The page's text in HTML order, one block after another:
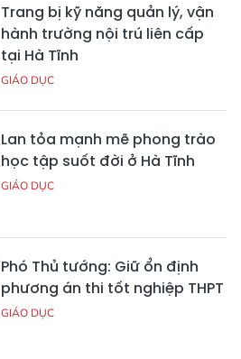
Trang bị kỹ năng quản lý, vận
hành trường nội trú liên cấp
tại Hà Tĩnh
GIÁO DỤC
Lan tỏa mạnh mẽ phong trào
học tập suốt đời ở Hà Tĩnh
GIÁO DỤC
Phó Thủ tướng: Giữ ổn định
phương án thi tốt nghiệp THPT
GIÁO DỤC